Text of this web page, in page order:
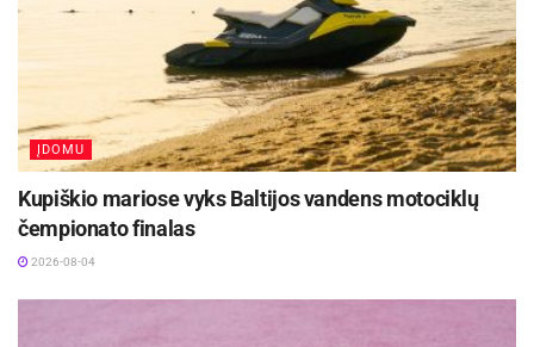
ĮDOMU
Kupiškio mariose vyks Baltijos vandens motociklų
čempionato finalas
2026-08-04